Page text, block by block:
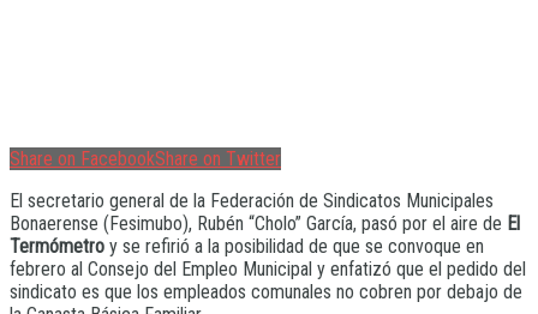
Share on FacebookShare on Twitter
El secretario general de la Federación de Sindicatos Municipales
Bonaerense (Fesimubo), Rubén “Cholo” García, pasó por el aire de El
Termómetro y se refirió a la posibilidad de que se convoque en
febrero al Consejo del Empleo Municipal y enfatizó que el pedido del
sindicato es que los empleados comunales no cobren por debajo de